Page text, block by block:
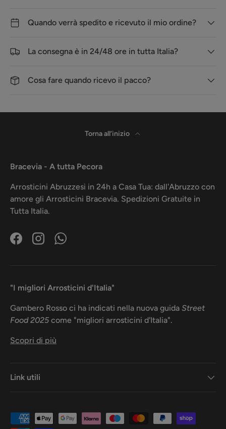
Quando verrà spedito e ricevuto il mio ordine?
La consegna è in 24/48 ore in tutta Italia?
Cosa fare quando ricevo il pacco?
Torna all’inizio
Bracevia - A tutta Pecora
Arrosticini Abruzzesi in 24h a Casa Tua: dall'Abruzzo con
amore gli Arrosticini Bracevia. Spedizioni Gratuite in
Tutta Italia.
FacebookInstagramWhatsApp
"I migliori Arrosticini d'Italia"
Gambero Rosso ci ha indicati nella nuova guida Street
Food 2025 come "migliori arrosticini d'Italia".
Scopri di più
Link utili
Metodi di pagamento accettati